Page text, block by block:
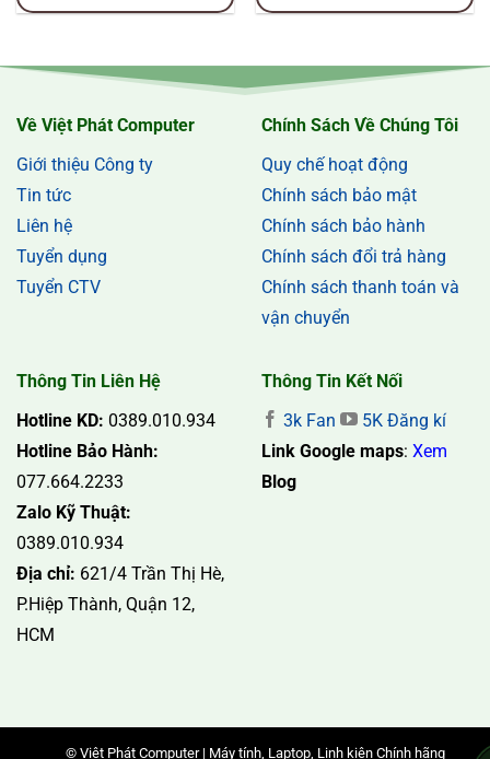
Về Việt Phát Computer
Giới thiệu Công ty
Tin tức
Liên hệ
Tuyển dụng
Tuyển CTV
Chính Sách Về Chúng Tôi
Quy chế hoạt động
Chính sách bảo mật
Chính sách bảo hành
Chính sách đổi trả hàng
Chính sách thanh toán và
vận chuyển
Thông Tin Liên Hệ
Hotline KD: 0389.010.934
Hotline Bảo Hành:
077.664.2233
Zalo Kỹ Thuật:
0389.010.934
Địa chỉ: 621/4 Trần Thị Hè,
P.Hiệp Thành, Quận 12,
HCM
Thông Tin Kết Nối
3k Fan
5K Đăng kí
Link Google maps: Xem
Blog
© Việt Phát Computer | Máy tính, Laptop, Linh kiện Chính hãng